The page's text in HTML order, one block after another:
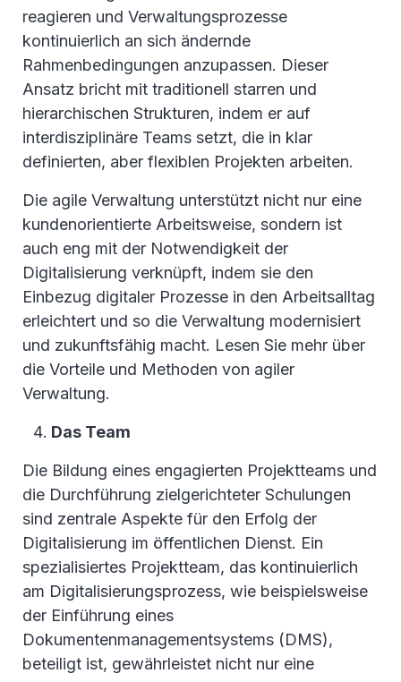
reagieren und Verwaltungsprozesse
kontinuierlich an sich ändernde
Rahmenbedingungen anzupassen. Dieser
Ansatz bricht mit traditionell starren und
hierarchischen Strukturen, indem er auf
interdisziplinäre Teams setzt, die in klar
definierten, aber flexiblen Projekten arbeiten.
Die agile Verwaltung unterstützt nicht nur eine
kundenorientierte Arbeitsweise, sondern ist
auch eng mit der Notwendigkeit der
Digitalisierung verknüpft, indem sie den
Einbezug digitaler Prozesse in den Arbeitsalltag
erleichtert und so die Verwaltung modernisiert
und zukunftsfähig macht. Lesen Sie mehr über
die Vorteile und Methoden von agiler
Verwaltung.
Das Team
Die Bildung eines engagierten Projektteams und
die Durchführung zielgerichteter Schulungen
sind zentrale Aspekte für den Erfolg der
Digitalisierung im öffentlichen Dienst. Ein
spezialisiertes Projektteam, das kontinuierlich
am Digitalisierungsprozess, wie beispielsweise
der Einführung eines
Dokumentenmanagementsystems (DMS),
beteiligt ist, gewährleistet nicht nur eine